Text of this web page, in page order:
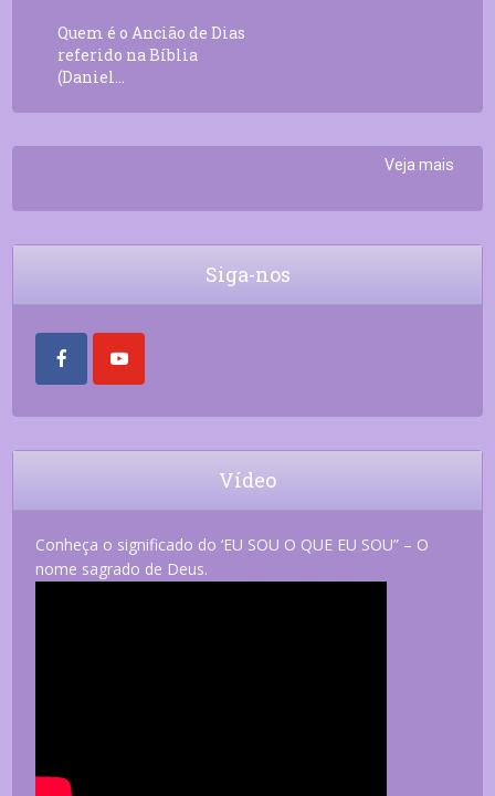
Quem é o Ancião de Dias
referido na Bíblia
(Daniel...
Veja mais
Siga-nos
Vídeo
Conheça o significado do ‘EU SOU O QUE EU SOU” – O
nome sagrado de Deus.